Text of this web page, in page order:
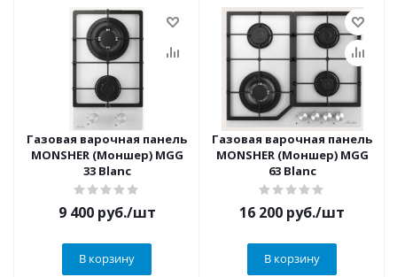
Газовая варочная панель
MONSHER (Моншер) MGG
33 Blanc
9 400руб./шт
В корзину
Газовая варочная панель
MONSHER (Моншер) MGG
63 Blanc
16 200 руб./шт
В корзину